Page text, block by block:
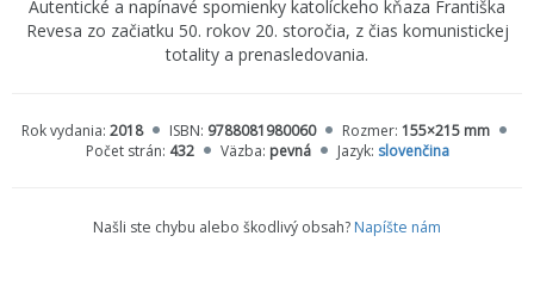
Autentické a napínavé spomienky katolíckeho kňaza Františka
Revesa zo začiatku 50. rokov 20. storočia, z čias komunistickej
totality a prenasledovania.
Rok vydania: 2018 ISBN: 9788081980060 Rozmer: 155×215 mm
Počet strán: 432 Väzba: pevná Jazyk: slovenčina
Našli ste chybu alebo škodlivý obsah? Napíšte nám